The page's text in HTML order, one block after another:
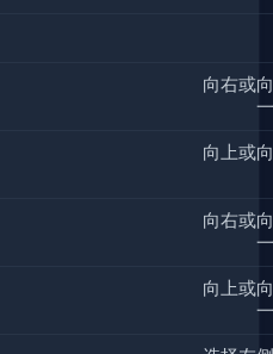
向右或
向上或
向右或
向上或